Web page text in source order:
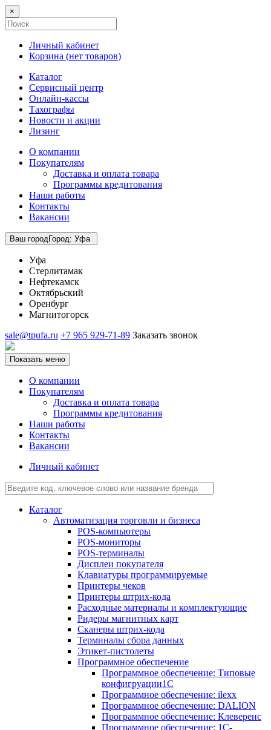
×
Личный кабинет
Корзина (нет товаров)
Каталог
Сервисный центр
Онлайн-кассы
Тахографы
Новости и акции
Лизинг
О компании
Покупателям
Доставка и оплата товара
Программы кредитования
Наши работы
Контакты
Вакансии
Ваш городГород: Уфа
Уфа
Стерлитамак
Нефтекамск
Октябрьский
Оренбург
Магнитогорск
sale@tpufa.ru +7 965 929-71-89 Заказать звонок
Показать меню
О компании
Покупателям
Доставка и оплата товара
Программы кредитования
Наши работы
Контакты
Вакансии
Личный кабинет
Каталог
Автоматизация торговли и бизнеса
POS-компьютеры
POS-мониторы
POS-терминалы
Дисплеи покупателя
Клавиатуры программируемые
Принтеры чеков
Принтеры штрих-кода
Расходные материалы и комплектующие
Ридеры магнитных карт
Сканеры штрих-кода
Терминалы сбора данных
Этикет-пистолеты
Программное обеспечение
Программное обеспечение: Типовые
конфигруации1С
Программное обеспечение: ilexx
Программное обеспечение: DALION
Программное обеспечение: Клеверенс
Программное обеспечение: 1С-